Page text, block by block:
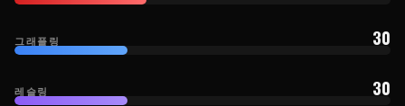
그래플링 30
레슬링 30